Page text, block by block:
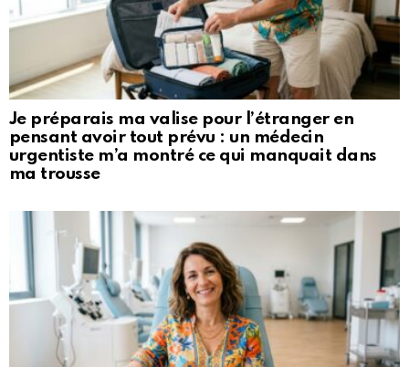
Je préparais ma valise pour l’étranger en
pensant avoir tout prévu : un médecin
urgentiste m’a montré ce qui manquait dans
ma trousse